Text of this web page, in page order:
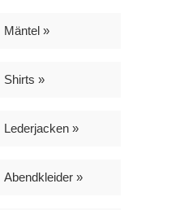
Mäntel »
Shirts »
Lederjacken »
Abendkleider »